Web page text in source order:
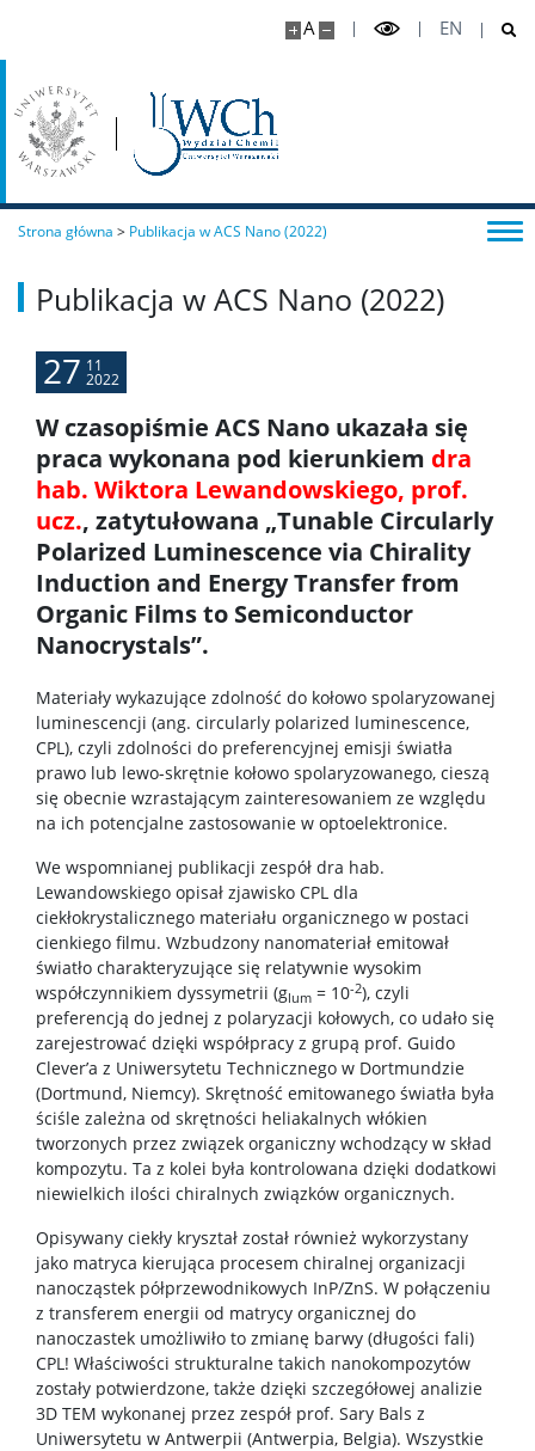
A EN
Oprogramowanie
STUDENT STUDENTOWI
Doktoranci
Szkoła Doktorska Nauk Ścisłych i Przyrodniczych
Archiwum
Studia doktoranckie
TRI-BIO-CHEM
RadFarm
Doktoraty wdrożeniowe
Struktura
Regulaminy/zasady
Procedura przewodu doktorskiego
Ubezpieczenie zdrowotne
Dokumenty do pobrania
Pracownicy
Intranet
Spis pracowników
Strony prywatne
Strona główna > Publikacja w ACS Nano (2022)
Publikacja w ACS Nano (2022)
27 11
2022
W czasopiśmie ACS Nano ukazała się
praca wykonana pod kierunkiem dra
hab. Wiktora Lewandowskiego, prof.
ucz., zatytułowana „Tunable Circularly
Polarized Luminescence via Chirality
Induction and Energy Transfer from
Organic Films to Semiconductor
Nanocrystals”.
Materiały wykazujące zdolność do kołowo spolaryzowanej
luminescencji (ang. circularly polarized luminescence,
CPL), czyli zdolności do preferencyjnej emisji światła
prawo lub lewo-skrętnie kołowo spolaryzowanego, cieszą
się obecnie wzrastającym zainteresowaniem ze względu
na ich potencjalne zastosowanie w optoelektronice.
We wspomnianej publikacji zespół dra hab.
Lewandowskiego opisał zjawisko CPL dla
ciekłokrystalicznego materiału organicznego w postaci
cienkiego filmu. Wzbudzony nanomateriał emitował
światło charakteryzujące się relatywnie wysokim
współczynnikiem dyssymetrii (glum = 10-2), czyli
preferencją do jednej z polaryzacji kołowych, co udało się
zarejestrować dzięki współpracy z grupą prof. Guido
Clever’a z Uniwersytetu Technicznego w Dortmundzie
(Dortmund, Niemcy). Skrętność emitowanego światła była
ściśle zależna od skrętności heliakalnych włókien
tworzonych przez związek organiczny wchodzący w skład
kompozytu. Ta z kolei była kontrolowana dzięki dodatkowi
niewielkich ilości chiralnych związków organicznych.
Opisywany ciekły kryształ został również wykorzystany
jako matryca kierująca procesem chiralnej organizacji
nanocząstek półprzewodnikowych InP/ZnS. W połączeniu
z transferem energii od matrycy organicznej do
nanoczastek umożliwiło to zmianę barwy (długości fali)
CPL! Właściwości strukturalne takich nanokompozytów
zostały potwierdzone, także dzięki szczegółowej analizie
3D TEM wykonanej przez zespół prof. Sary Bals z
Uniwersytetu w Antwerpii (Antwerpia, Belgia). Wszystkie